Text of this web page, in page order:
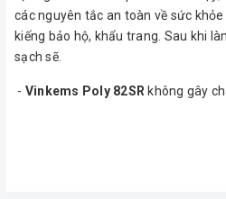
các nguyên tắc an toàn về sức
kiếng bảo hộ, khẩu trang. Sau khi
sạch sẽ.
- Vinkems Poly 82SR không gây